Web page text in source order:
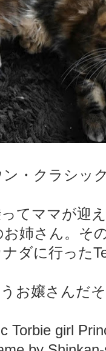
・クラシッ
てママが迎
姉さん。そ
ダに行った
お嬢さんだ
Torbie girl